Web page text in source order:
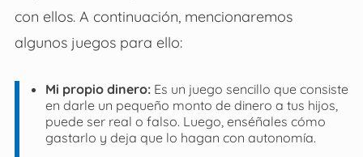
con ellos. A continuación, mencionaremos
algunos juegos para ello:
Mi propio dinero:Es un juego sencillo que consiste
en darle un pequeño monto de dinero a tus hijos,
puede ser real o falso. Luego, enséñales cómo
gastarlo y deja que lo hagan con autonomía.